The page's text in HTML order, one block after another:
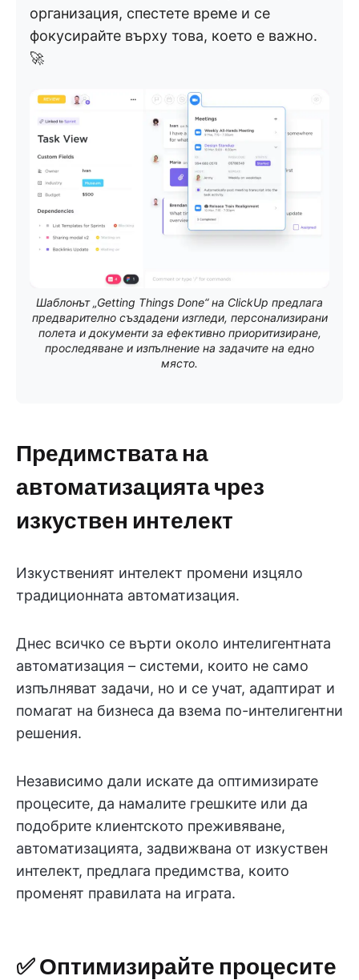
организация, спестете време и се
фокусирайте върху това, което е важно.
🚀
Шаблонът „Getting Things Done“ на ClickUp предлага
предварително създадени изгледи, персонализирани
полета и документи за ефективно приоритизиране,
проследяване и изпълнение на задачите на едно
място.
Предимствата на
автоматизацията чрез
изкуствен интелект
Изкуственият интелект промени изцяло
традиционната автоматизация.
Днес всичко се върти около интелигентната
автоматизация – системи, които не само
изпълняват задачи, но и се учат, адаптират и
помагат на бизнеса да взема по-интелигентни
решения.
Независимо дали искате да оптимизирате
процесите, да намалите грешките или да
подобрите клиентското преживяване,
автоматизацията, задвижвана от изкуствен
интелект, предлага предимства, които
променят правилата на играта.
✅ Оптимизирайте процесите